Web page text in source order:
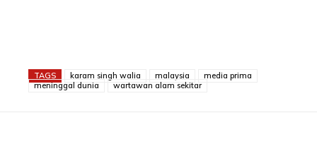
TAGS karam singh walia malaysia
media prima
meninggal dunia
wartawan alam sekitar